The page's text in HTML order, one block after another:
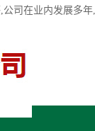
司在业内发展多